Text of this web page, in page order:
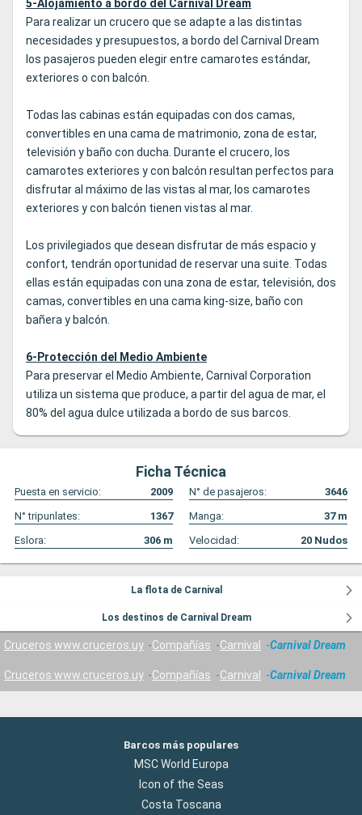
5-Alojamiento a bordo del Carnival Dream
Para realizar un crucero que se adapte a las distintas
necesidades y presupuestos, a bordo del Carnival Dream
los pasajeros pueden elegir entre camarotes estándar,
exteriores o con balcón.
Todas las cabinas están equipadas con dos camas,
convertibles en una cama de matrimonio, zona de estar,
televisión y baño con ducha. Durante el crucero, los
camarotes exteriores y con balcón resultan perfectos para
disfrutar al máximo de las vistas al mar, los camarotes
exteriores y con balcón tienen vistas al mar.
Los privilegiados que desean disfrutar de más espacio y
confort, tendrán oportunidad de reservar una suite. Todas
ellas están equipadas con una zona de estar, televisión, dos
camas, convertibles en una cama king-size, baño con
bañera y balcón.
6-Protección del Medio Ambiente
Para preservar el Medio Ambiente, Carnival Corporation
utiliza un sistema que produce, a partir del agua de mar, el
80% del agua dulce utilizada a bordo de sus barcos.
Ficha Técnica
Puesta en servicio: 2009 N° de pasajeros:
3646
N° tripunlates:
1367 Manga: 37m
Eslora:
306 m Velocidad: 20 Nudos
La flota de Carnival
Los destinos de Carnival Dream
Cruceros www.cruceros.uy Compañías Carnival Carnival Dream
Cruceros www.cruceros.uy Compañías Carnival Carnival Dream
Barcos más populares
MSC World Europa
Icon of the Seas
Costa Toscana